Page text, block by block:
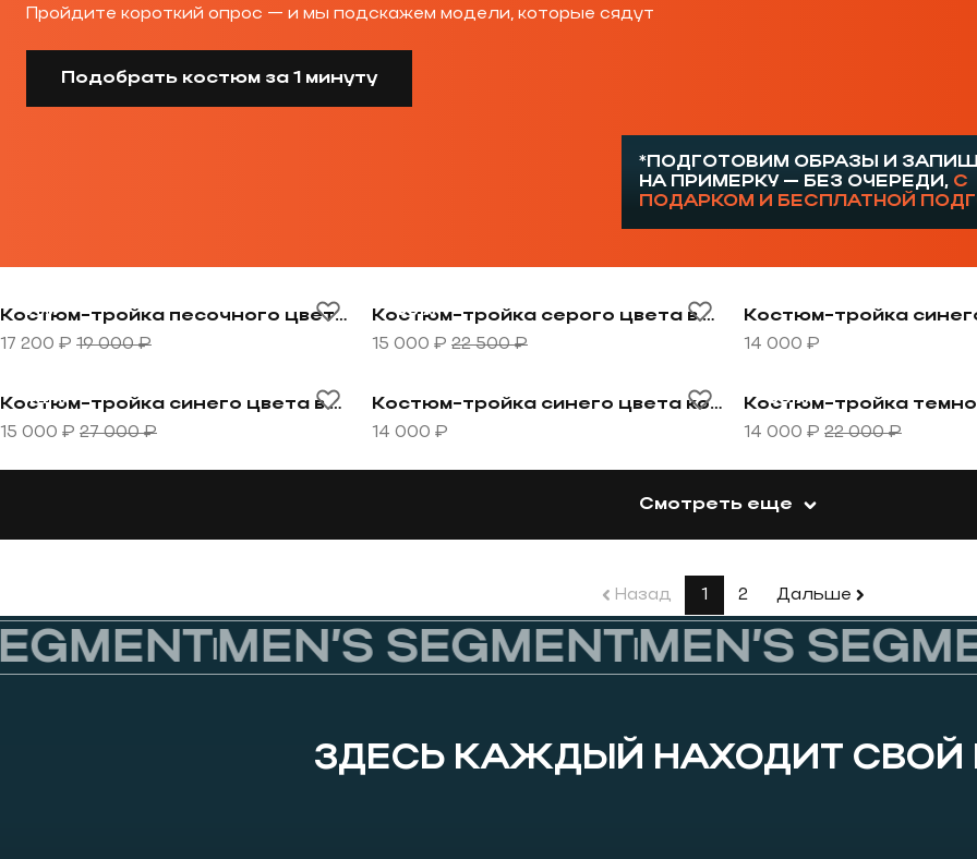
Пройдите короткий опрос — и мы подскажем модели, которые сядут
Подобрать костюм за 1 минуту
*ПОДГОТОВИМ ОБРАЗЫ И
НА ПРИМЕРКУ — БЕЗ ОЧЕРЕДИ, С
ПОДАРКОМ И БЕСПЛАТНОЙ
Перейти к товару Костюм-тройка песочного цвета в фиолетовую клетку
-9%
Костюм-тройка песочного цвета в фиолетовую клетку
17 200 ₽ 19 000 ₽
Перейти к товару Костюм-тройка серого цвета в синюю крупную
-33%
Костюм-тройка серого цвета в синюю крупную клетку
15 000 ₽ 22 500 ₽
Перейти к товару
14 000 ₽
Перейти к товару Костюм-тройка синего цвета в невыраженную серую клетку
-44%
Костюм-тройка синего цвета в невыраженную серую клетку
15 000 ₽ 27 000 ₽
Перейти к товару Костюм-тройка синего цвета комбинированная
Костюм-тройка синего цвета комбинированная модель
14 000 ₽
Перейти к товару
-36%
14 000 ₽ 22 000 ₽
Смотреть еще
Назад 1 2 Дальше
MEN’S SEGMENTMEN’S
ЗДЕСЬ КАЖДЫЙ НАХОДИТ